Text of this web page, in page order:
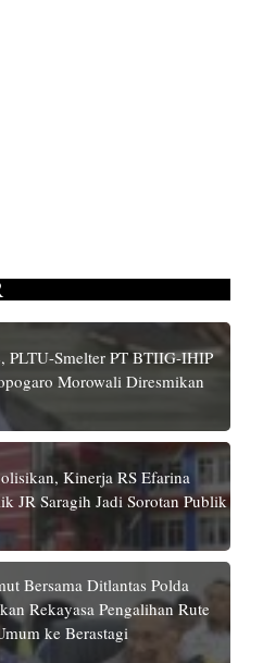
PLTU-Smelter PT BTIIG-IHIP
Morowali Diresmikan
Kinerja RS Efarina
JR Saragih Jadi Sorotan Publik
Bersama Ditlantas Polda
Rekayasa Pengalihan Rute
ke Berastagi